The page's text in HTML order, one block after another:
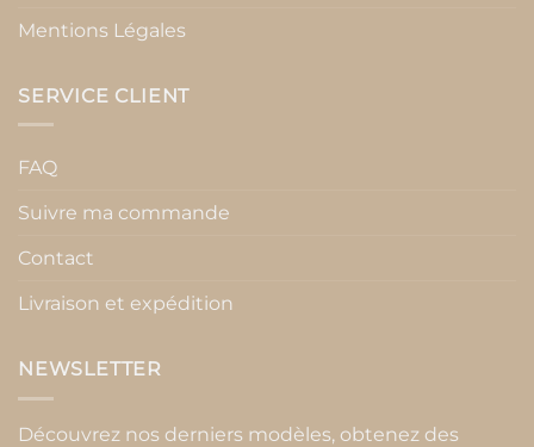
Mentions Légales
SERVICE CLIENT
FAQ
Suivre ma commande
Contact
Livraison et expédition
NEWSLETTER
Découvrez nos derniers modèles, obtenez des